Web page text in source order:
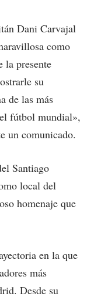
Dani Carvajal
como
la presente
su
de las más
fútbol mundial»,
un comunicado.
Santiago
local del
homenaje que
en la que
más
Desde su